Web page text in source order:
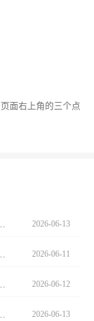
面右上角的三个点
优化性能。 2026-06-13
响浏览效率。 2026-06-11
览器设置调整及操作方法，让扩展顺利启用。 2026-06-12
动时间，提升浏览器整体响应速度，实现更流畅的上网体验。 2026-06-13